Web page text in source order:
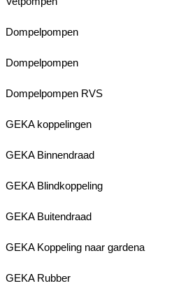
Dompelpompen
Dompelpompen
Dompelpompen RVS
GEKA koppelingen
GEKA Binnendraad
GEKA Blindkoppeling
GEKA Buitendraad
GEKA Koppeling naar gardena
GEKA Rubber